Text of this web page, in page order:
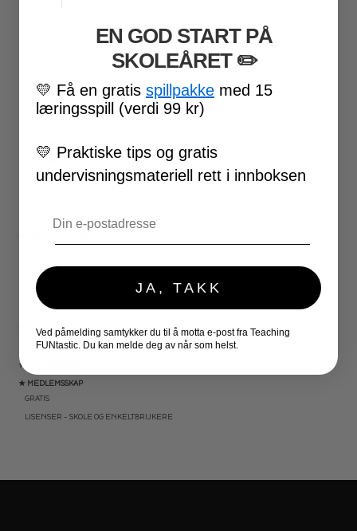
FOTBALL-VM
SKOLESLUTT
HALLOWEEN
JUL
KLASSEROMSDEKOR
KLASSELEDELSE
BRAIN BREAKS
★ SPILL
DOMINOSPILL
★ SAMLEPAKKER
★ MEDLEMSSKAP
GRATIS
LISENSER – SKOLE OG ENKELTBRUKERE
EN GOD START PÅ
SKOLEÅRET​ ✏️
💛 Få en gratis spillpakke med 15
læringsspill (verdi 99 kr)
💛 Praktiske tips og gratis
undervisningsmateriell rett i innboksen
JA, TAKK
Ved påmelding samtykker du til å motta e-post fra Teaching
FUNtastic. Du kan melde deg av når som helst.